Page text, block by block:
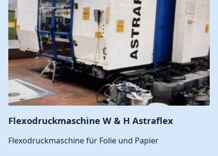
Flexodruckmaschine W & H Astraflex
Flexodruckmaschine für Folie und Papier